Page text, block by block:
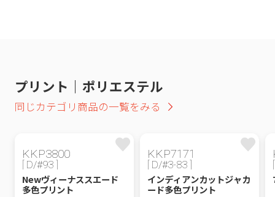
プリント｜ポリエステル
同じカテゴリ商品の一覧をみる
KKP3800
[ D/#93 ]
Newヴィーナススエード
多色プリント
KKP7171
[ D/#3-83 ]
インディアンカットジャカ
ード多色プリント